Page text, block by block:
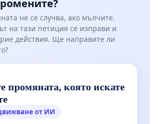
не се случва, ако мълчите.
на тази петиция се изправи и
действия. Ще направите ли
промяната, която искате
от ИИ